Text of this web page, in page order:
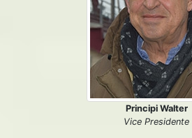
Principi Walter
Vice Presidente